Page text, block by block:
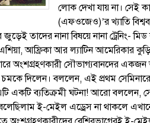
লোক দেখা যায় না। সেই
(এফওজেও)’র খ্যাতি
তাদের নানা বিষয়ে নানা ট্রেনিং-
আফ্রিকা আর ল্যাটিন আমেরিকার
অংশগ্রহণকারী সৌভাগ্যবানদের একজন
চমকে দিলেন। বললেন, এই প্রথম
একটি ব্যতিক্রমী ঘটনা! আরো বললেন,
ই-মেইল এড্রেস না থাকলে